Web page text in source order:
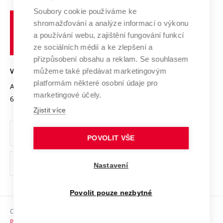
Výzkumné infrastruktury
Transfer znalostí
Open Science
Projekty
Projekty ze strukturálních fondů
Specifický výzkum
Spolupráce se školami
Služby univerzity
Mezinárodní dohody
Univerzitní sítě
Profil univerzity
Udržitelná univerzita
Podnikavá univerzita / ContriBUTe
Bezpečná univerzita
Vyznamenání
Organizační struktura
Ochrana osobních údajů
odkaz)
Sociální bezpečí
učení
technické
VYSOKÉ UČENÍ TECHNICKÉ V BRNĚ
Antonínská 548/1
602 00 Brno
www.vut.cz
vut@vutbr.cz
Copyright © 2026 VUT
Soubory cookie používáme ke
shromažďování a analýze informací o výkonu
a používání webu, zajištění fungování funkcí
ze sociálních médií a ke zlepšení a
přizpůsobení obsahu a reklam. Se souhlasem
můžeme také předávat marketingovým
platformám některé osobní údaje pro
marketingové účely.
Zjistit více
POVOLIT VŠE
Nastavení
Povolit pouze nezbytné